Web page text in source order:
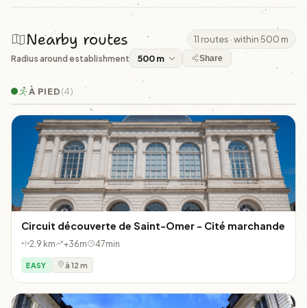
Nearby routes 11 routes · within 500 m
Radius around establishment Share
À PIED(4)
Circuit découverte de Saint-Omer - Cité marchande
2.9 km +36m 47min
EASY à 12 m